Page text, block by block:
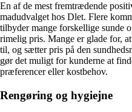
En af de mest fremtrædende
madudvalget hos Dlet. Flere
tilbyder mange forskellige sunde
rimelig pris. Mange er glade for,
til, og sætter pris på den
gør det muligt for kunderne at
præferencer eller kostbehov.
Rengøring og hygiejne